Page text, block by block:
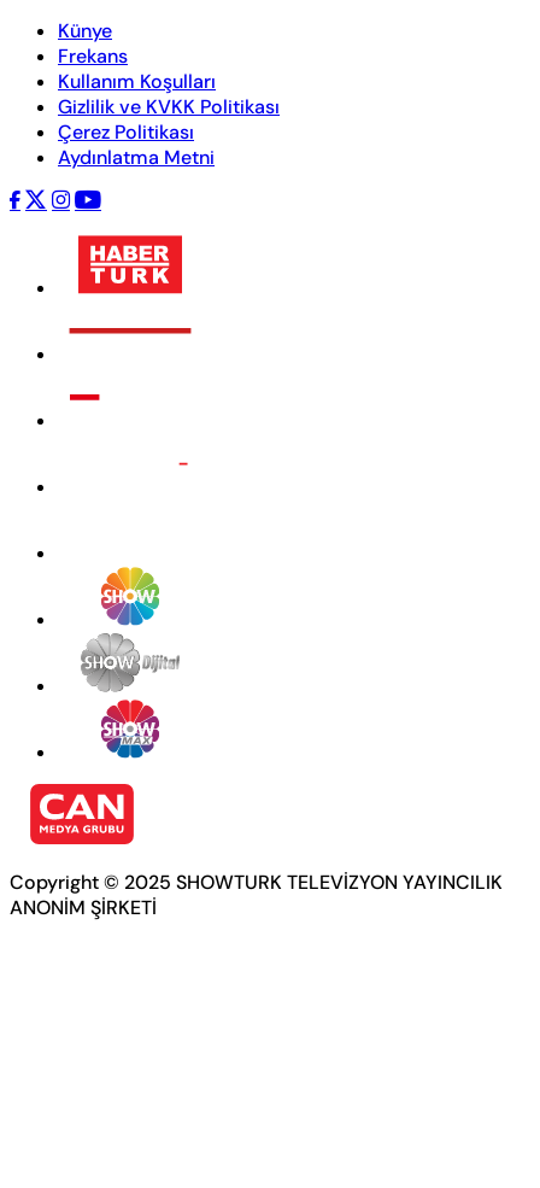
Künye
Frekans
Kullanım Koşulları
Gizlilik ve KVKK Politikası
Çerez Politikası
Aydınlatma Metni
Copyright © 2025 SHOWTURK TELEVİZYON YAYINCILIK
ANONİM ŞİRKETİ